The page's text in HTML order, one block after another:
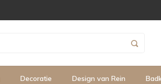
Decoratie Design van Rein